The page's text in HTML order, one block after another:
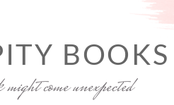
BOOKS
might come unexpected